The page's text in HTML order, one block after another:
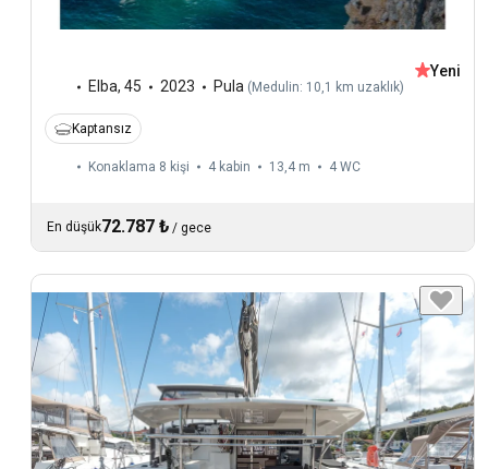
Elba, 45 2023 Pula ( Medulin: 10,1 km uzaklık)
Yeni
Kaptansız
Konaklama 8 kişi 4 kabin 13,4 m 4 WC
En düşük72.787 ₺ / gece